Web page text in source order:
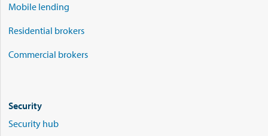
Mobile lending
Residential brokers
Commercial brokers
Security
Security hub